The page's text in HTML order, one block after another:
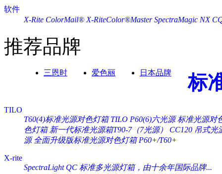
软件
X-Rite ColorMail® X-RiteColor®Master SpectraMagic NX
推荐品牌
三恩时 爱色丽 日本品牌 标
TILO
T60(4)标准光源对色灯箱 TILO P60(6)六光源 标准光源对
色灯箱 新一代标准光源箱T90-7（7光源）
CC120 吊式
源 全面升级版标准光源对色灯箱 P60+/T60+
X-rite
SpectraLight QC 标准多光源灯箱，由十余年国际品牌...